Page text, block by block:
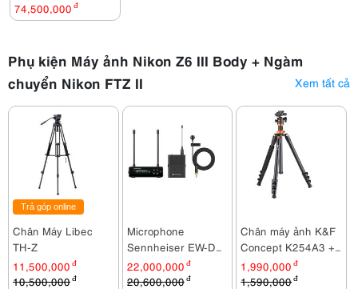
74,500,000 đ
Phụ kiện Máy ảnh Nikon Z6 III Body + Ngàm
chuyển Nikon FTZ II
Xem tất cả
Trả góp online
Chân Máy Libec
TH-Z
11,500,000 đ
10,500,000đ
Microphone
Sennheiser EW-DP
ME4 SET (S1-7)
22,000,000 đ
20,600,000 đ
Chân máy ảnh K&F
Concept K254A3 +
BH-28L
KF09.089V1
1,990,000 đ
1,590,000đ